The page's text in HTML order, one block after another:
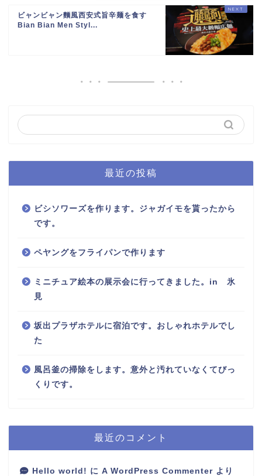
ビャンビャン麵風西安式旨辛麺を食す
Bian Bian Men Styl...
最近の投稿
ビシソワーズを作ります。ジャガイモを貰ったから
です。
ペヤングをフライパンで作ります
ミニチュア絵本の展示会に行ってきました。in 氷
見
坂出プラザホテルに宿泊です。おしゃれホテルでし
た
風呂釜の掃除をします。意外と汚れていなくてびっ
くりです。
最近のコメント
Hello world! に A WordPress Commenter より